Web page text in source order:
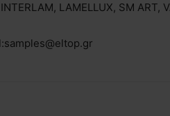
LAMELLUX, SM ART,